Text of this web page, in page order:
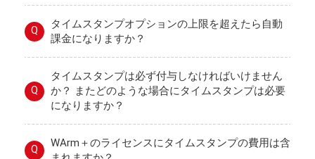
Q
タイムスタンプオプションの上限を超えたら自動
課金になりますか？
Q
タイムスタンプは必ず付与しなければいけません
か？ またどのような場合にタイムスタンプは必要
になりますか？
Q
WArm＋のライセンスにタイムスタンプの費用は含